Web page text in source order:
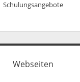
Informationen
Vollmacht
bei
Rechtsanwalt Nils Pütz
Schulungsangebote
im Internet –
Äußerungsrecht und
Lizenzrecht,
Persönlichkeitsrecht
Webseiten